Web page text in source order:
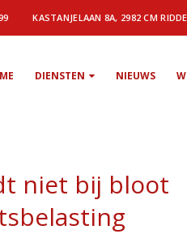
KASTANJELAAN 8A, 2982 CM
DIENSTEN NIEUWS
niet bij bloot